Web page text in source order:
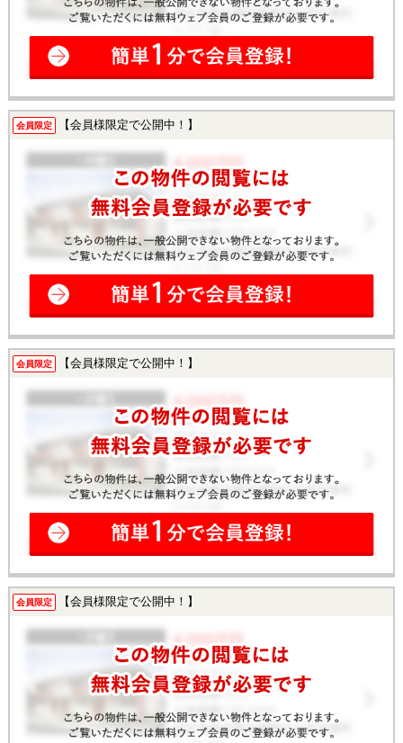
会員限定 【会員様限定で公開中！】
会員限定 【会員様限定で公開中！】
会員限定 【会員様限定で公開中！】